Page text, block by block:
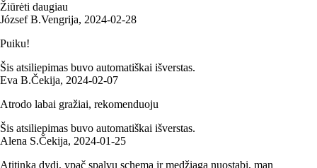
Žiūrėti daugiau
József B.Vengrija, 2024‑02‑28
Puiku!
Šis atsiliepimas buvo automatiškai išverstas.
Eva B.Čekija, 2024‑02‑07
Atrodo labai gražiai, rekomenduoju
Šis atsiliepimas buvo automatiškai išverstas.
Alena S.Čekija, 2024‑01‑25
Atitinka dydį, ypač spalvų schemą ir medžiaga nuostabi, man